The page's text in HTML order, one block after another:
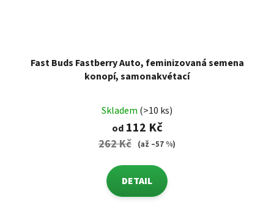
Fast Buds Fastberry Auto, feminizovaná semena
konopí, samonakvétací
Skladem (>10 ks)
od112 Kč
262 Kč (až –57 %)
DETAIL